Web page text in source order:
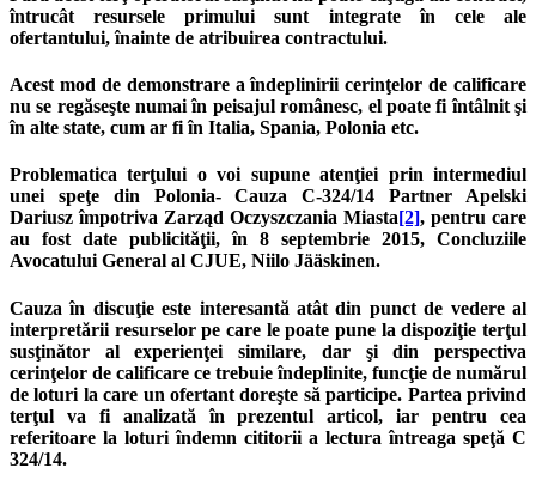
întrucât resursele primului sunt integrate în cele ale
ofertantului, înainte de atribuirea contractului.
Acest mod de demonstrare a îndeplinirii cerinţelor de calificare
nu se regăseşte numai în peisajul românesc, el poate fi întâlnit şi
în alte state, cum ar fi în Italia, Spania, Polonia etc.
Problematica terţului o voi supune atenţiei prin intermediul
unei speţe din Polonia- Cauza C-324/14 Partner Apelski
Dariusz împotriva Zarząd Oczyszczania Miasta[2], pentru care
au fost date publicităţii, în 8 septembrie 2015, Concluziile
Avocatului General al CJUE, Niilo Jääskinen.
Cauza în discuţie este interesantă atât din punct de vedere al
interpretării resurselor pe care le poate pune la dispoziţie terţul
susţinător al experienţei similare, dar şi din perspectiva
cerinţelor de calificare ce trebuie îndeplinite, funcţie de numărul
de loturi la care un ofertant doreşte să participe. Partea privind
terţul va fi analizată în prezentul articol, iar pentru cea
referitoare la loturi îndemn cititorii a lectura întreaga speţă C
324/14.